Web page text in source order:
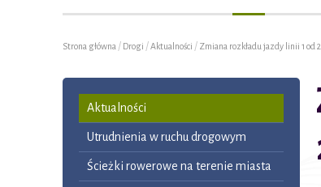
Strona główna / Drogi /Aktualności / Zmiana rozkładu jazdy linii 1 od
Aktualności
Utrudnienia w ruchu drogowym
Ścieżki rowerowe na terenie miasta